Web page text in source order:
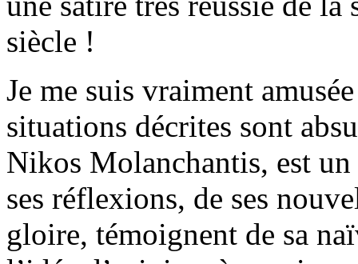
siècle !
Je me suis vraiment
situations décrites sont
Nikos Molanchantis, est
ses réflexions, de ses
gloire, témoignent de sa